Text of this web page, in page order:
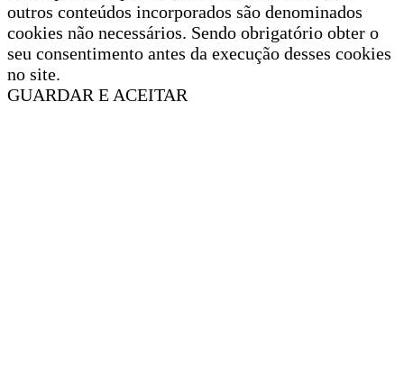
outros conteúdos incorporados são denominados
cookies não necessários. Sendo obrigatório obter o
seu consentimento antes da execução desses cookies
no site.
GUARDAR E ACEITAR